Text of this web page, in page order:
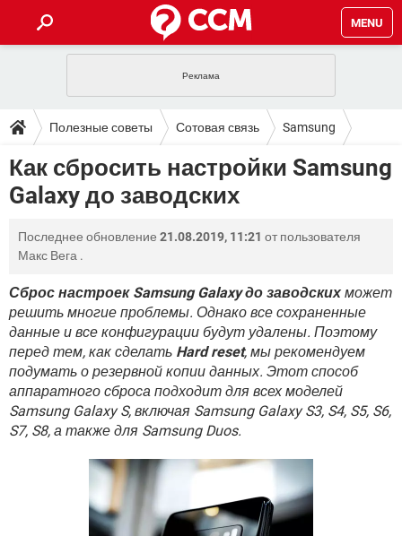
MENU
INSTAGRAM FACEBOOK
ИГРЫ WINDOWS 10
ВКОНТАКТЕ ВИДЕО
ПОЛЕЗНЫЕ СОВЕТЫ
TIKTOK TELEGRAM
WHATSAPP INSTAGRAM
FACEBOOK
WINDOWS 10 ВКОНТАКТЕ
YANDEX
ЗАГРУЗКИ
TIKTOK TELEGRAM
FACEBOOK
WINDOWS 10 ВКОНТАКТЕ
ВИДЕО GOOGLE
YANDEX
ФОРУМ
TIKTOK TELEGRAM
FACEBOOK ИГРЫ
WINDOWS 10 ВКОНТАКТЕ
ВИДЕО GOOGLE
YANDEX
ЭНЦИКЛОПЕДИЯ
TIKTOK TELEGRAM
WHATSAPP INSTAGRAM
FACEBOOK ИГРЫ
WINDOWS 10 ВКОНТАКТЕ
ВИДЕО GOOGLE
YANDEX
Полезные советы Сотовая связь Samsung
Как сбросить настройки Samsung
Galaxy до заводских
Последнее обновление 21.08.2019, 11:21 от пользователя
Макс Вега .
Сброс настроек Samsung Galaxy до заводских может
решить многие проблемы. Однако все сохраненные
данные и все конфигурации будут удалены. Поэтому
перед тем, как сделать Hard reset, мы рекомендуем
подумать о резервной копии данных. Этот способ
аппаратного сброса подходит для всех моделей
Samsung Galaxy S, включая Samsung Galaxy S3, S4, S5, S6,
S7, S8, а также для Samsung Duos.